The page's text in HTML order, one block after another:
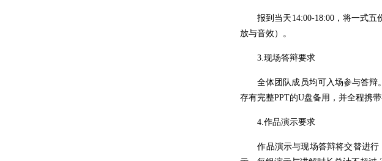
报到当天14:00-18:00，将一式五
放与音效）。
3.现场答辩要求
全体团队成员均可入场参与答辩。
存有完整PPT的U盘备用，并全程携
4.作品演示要求
作品演示与现场答辩将交替进行